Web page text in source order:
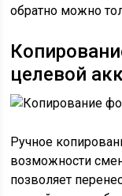
обратно можно
целевой
Ручное
возможности
позволяет